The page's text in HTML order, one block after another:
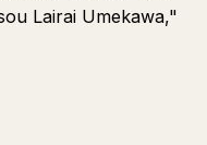
Lairai Umekawa,"